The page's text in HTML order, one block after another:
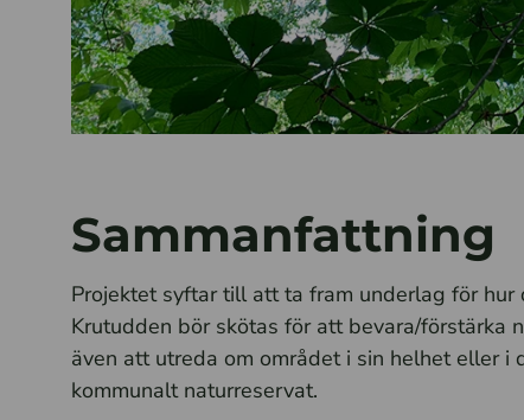
Sammanfattning
Projektet syftar till att ta fram underlag för hur
Krutudden bör skötas för att bevara/förstärka
även att utreda om området i sin helhet eller
kommunalt naturreservat.